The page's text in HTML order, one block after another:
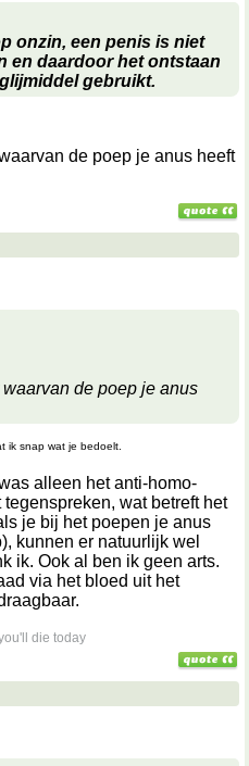
onzin, een penis is niet
en daardoor het ontstaan
gebruikt.
de poep je anus heeft
de poep je anus
ik snap wat je bedoelt.
alleen het anti-homo-
wat betreft het
je bij het poepen je anus
kunnen er natuurlijk wel
ik. Ook al ben ik geen arts.
via het bloed uit het
die today